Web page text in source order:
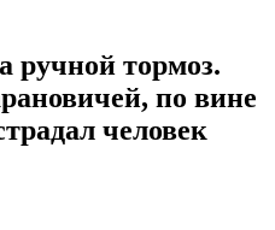
ручной тормоз.
по вине
человек